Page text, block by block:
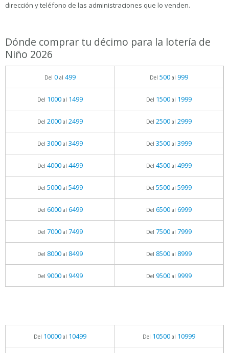
dirección y teléfono de las administraciones que lo venden.
Dónde comprar tu décimo para la lotería de
Niño 2026
Del 0al 499 Del 500al 999
Del 1000al 1499 Del 1500al 1999
Del 2000al 2499 Del 2500al 2999
Del 3000al 3499 Del 3500al 3999
Del 4000al 4499 Del 4500al 4999
Del 5000al 5499 Del 5500al 5999
Del 6000al 6499 Del 6500al 6999
Del 7000al 7499 Del 7500al 7999
Del 8000al 8499 Del 8500al 8999
Del 9000al 9499 Del 9500al 9999
Del 10000al 10499 Del 10500al 10999